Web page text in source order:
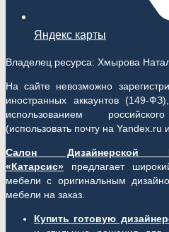
Яндекс карты
Владелец ресурса: Хмырова
На сайте невозможно
иностранных аккаунтов (149-
использованием
(использовать почту на Yandex.ru
Салон
«Катарсис»
предлагает
мебели с оригинальным
мебели на заказ.
Купить готовую